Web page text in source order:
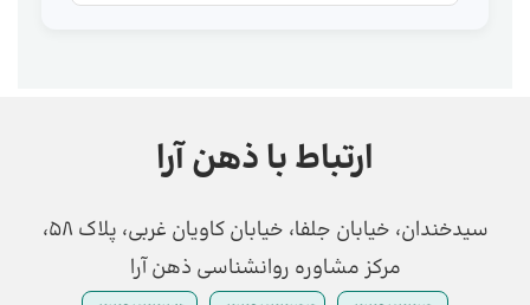
ارتباط با ذهن آرا
سیدخندان، خیابان جلفا، خیابان کاویان غربی، پلاک 58،
مرکز مشاوره روانشناسی ذهن آرا